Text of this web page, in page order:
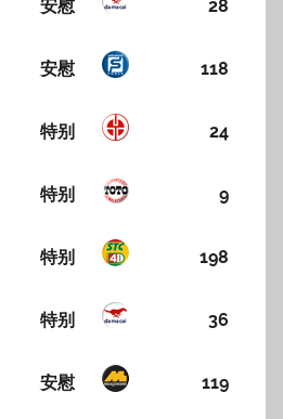
安慰 28
安慰 118
特别 24
特别 9
特别 198
特别 36
安慰 119